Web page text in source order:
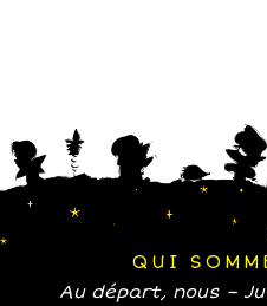
QUI
Au départ, nous –